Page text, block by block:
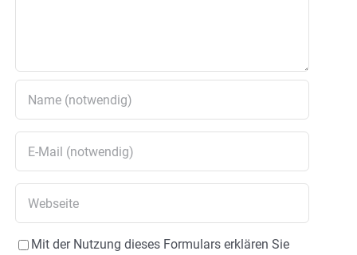
Mit der Nutzung dieses Formulars erklären Sie